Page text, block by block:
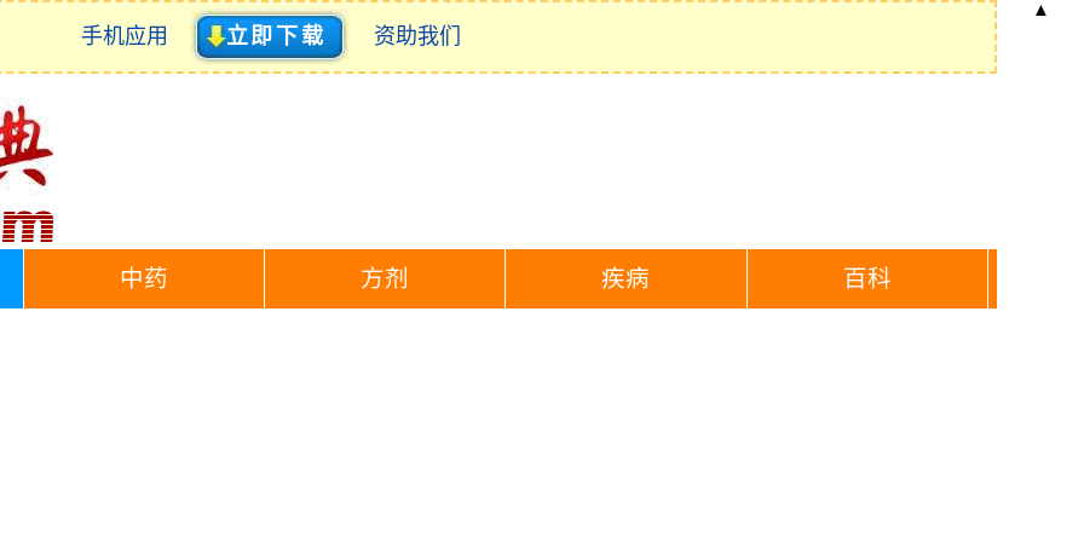
手机应用 立即下载 资助我们
中药 方剂 疾病 百科
▲